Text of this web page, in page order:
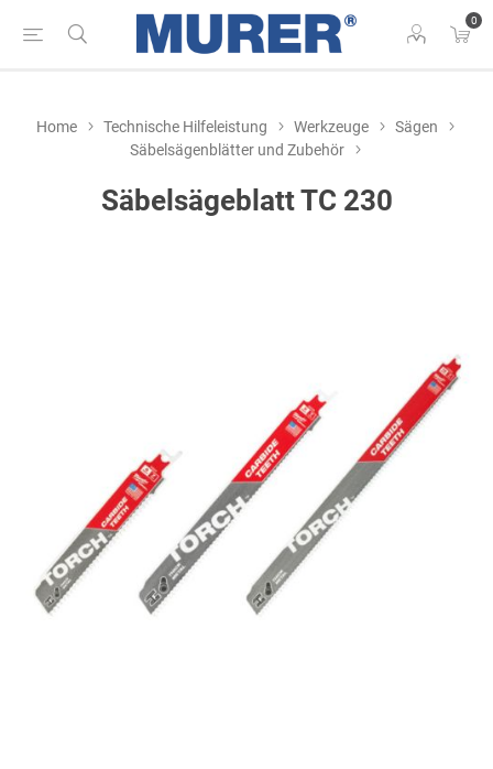
0
Home Technische Hilfeleistung Werkzeuge
Sägen
Säbelsägenblätter und Zubehör
Säbelsägeblatt TC 230